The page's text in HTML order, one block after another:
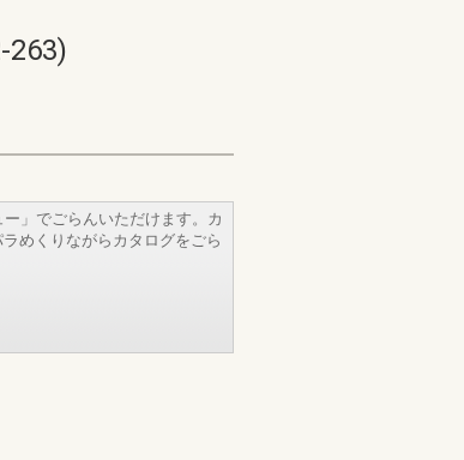
263)
」でごらんいただけます。カ
めくりながらカタログをごら